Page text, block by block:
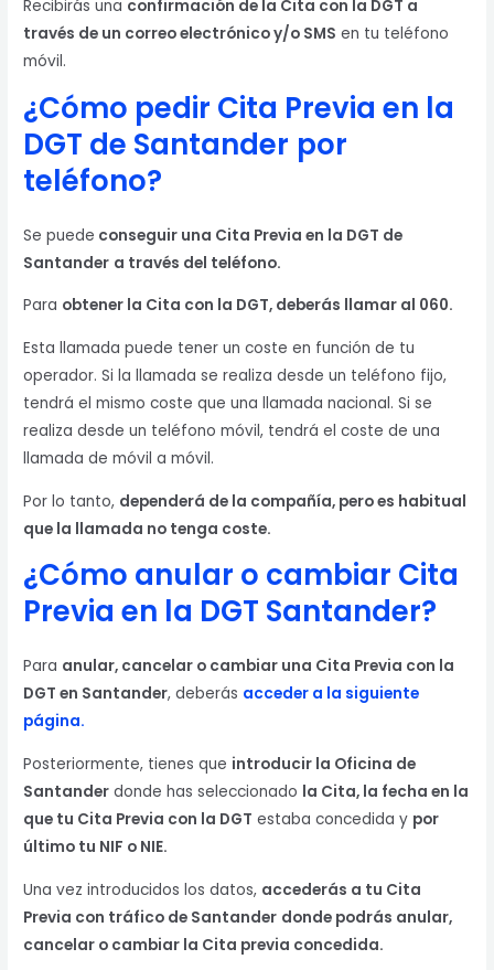
Recibirás una confirmación de la Cita con la DGT a
través de un correo electrónico y/o SMS en tu teléfono
móvil.
¿Cómo pedir Cita Previa en la
DGT de Santander por
teléfono?
Se puede conseguir una Cita Previa en la DGT de
Santander a través del teléfono.
Para obtener la Cita con la DGT, deberás llamar al 060.
Esta llamada puede tener un coste en función de tu
operador. Si la llamada se realiza desde un teléfono fijo,
tendrá el mismo coste que una llamada nacional. Si se
realiza desde un teléfono móvil, tendrá el coste de una
llamada de móvil a móvil.
Por lo tanto, dependerá de la compañía, pero es habitual
que la llamada no tenga coste.
¿Cómo anular o cambiar Cita
Previa en la DGT Santander?
Para anular, cancelar o cambiar una Cita Previa con la
DGT en Santander, deberás acceder a la siguiente
página.
Posteriormente, tienes que introducir la Oficina de
Santander donde has seleccionado la Cita, la fecha en la
que tu Cita Previa con la DGT estaba concedida y por
último tu NIF o NIE.
Una vez introducidos los datos, accederás a tu Cita
Previa con tráfico de Santander donde podrás anular,
cancelar o cambiar la Cita previa concedida.